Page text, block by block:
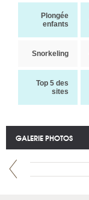
Plongée
enfants
Snorkeling
Top 5 des
sites
GALERIE PHOTOS